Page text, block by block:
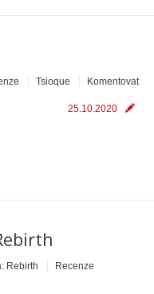
Tsioque Komentovat
25.10.2020
Rebirth
Recenze